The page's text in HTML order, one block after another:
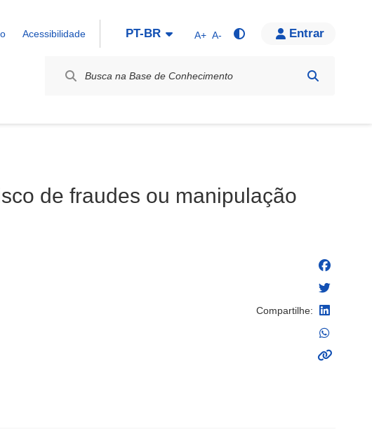
Acessibilidade PT-BR A+ A- Entrar
de fraudes ou manipulação
Compartilhe: